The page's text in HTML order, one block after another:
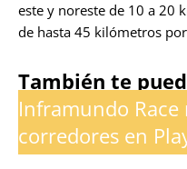
este y noreste de 10 a 20
de hasta 45 kilómetros
También te
Inframundo
corredores en